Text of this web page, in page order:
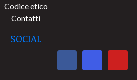
Codice etico
Contatti
SOCIAL